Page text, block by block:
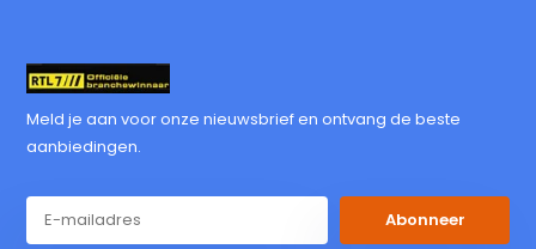
Meld je aan voor onze nieuwsbrief en ontvang de beste
aanbiedingen.
Abonneer